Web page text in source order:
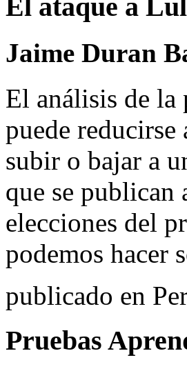
El ataque a
Jaime Duran
El análisis de la
puede
subir o bajar a
que se
elecciones del
podemos hacer
publicado en
Pruebas